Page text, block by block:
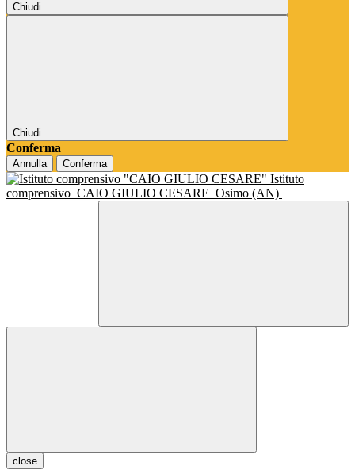
Chiudi
Chiudi
Conferma
Annulla Conferma
Istituto
comprensivo CAIO GIULIO CESARE Osimo (AN)
close